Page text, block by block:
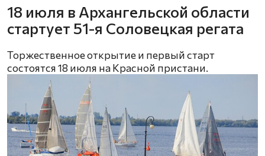
18 июля в Архангельской области
стартует 51-я Соловецкая регата
Торжественное открытие и первый старт
состоятся 18 июля на Красной пристани.